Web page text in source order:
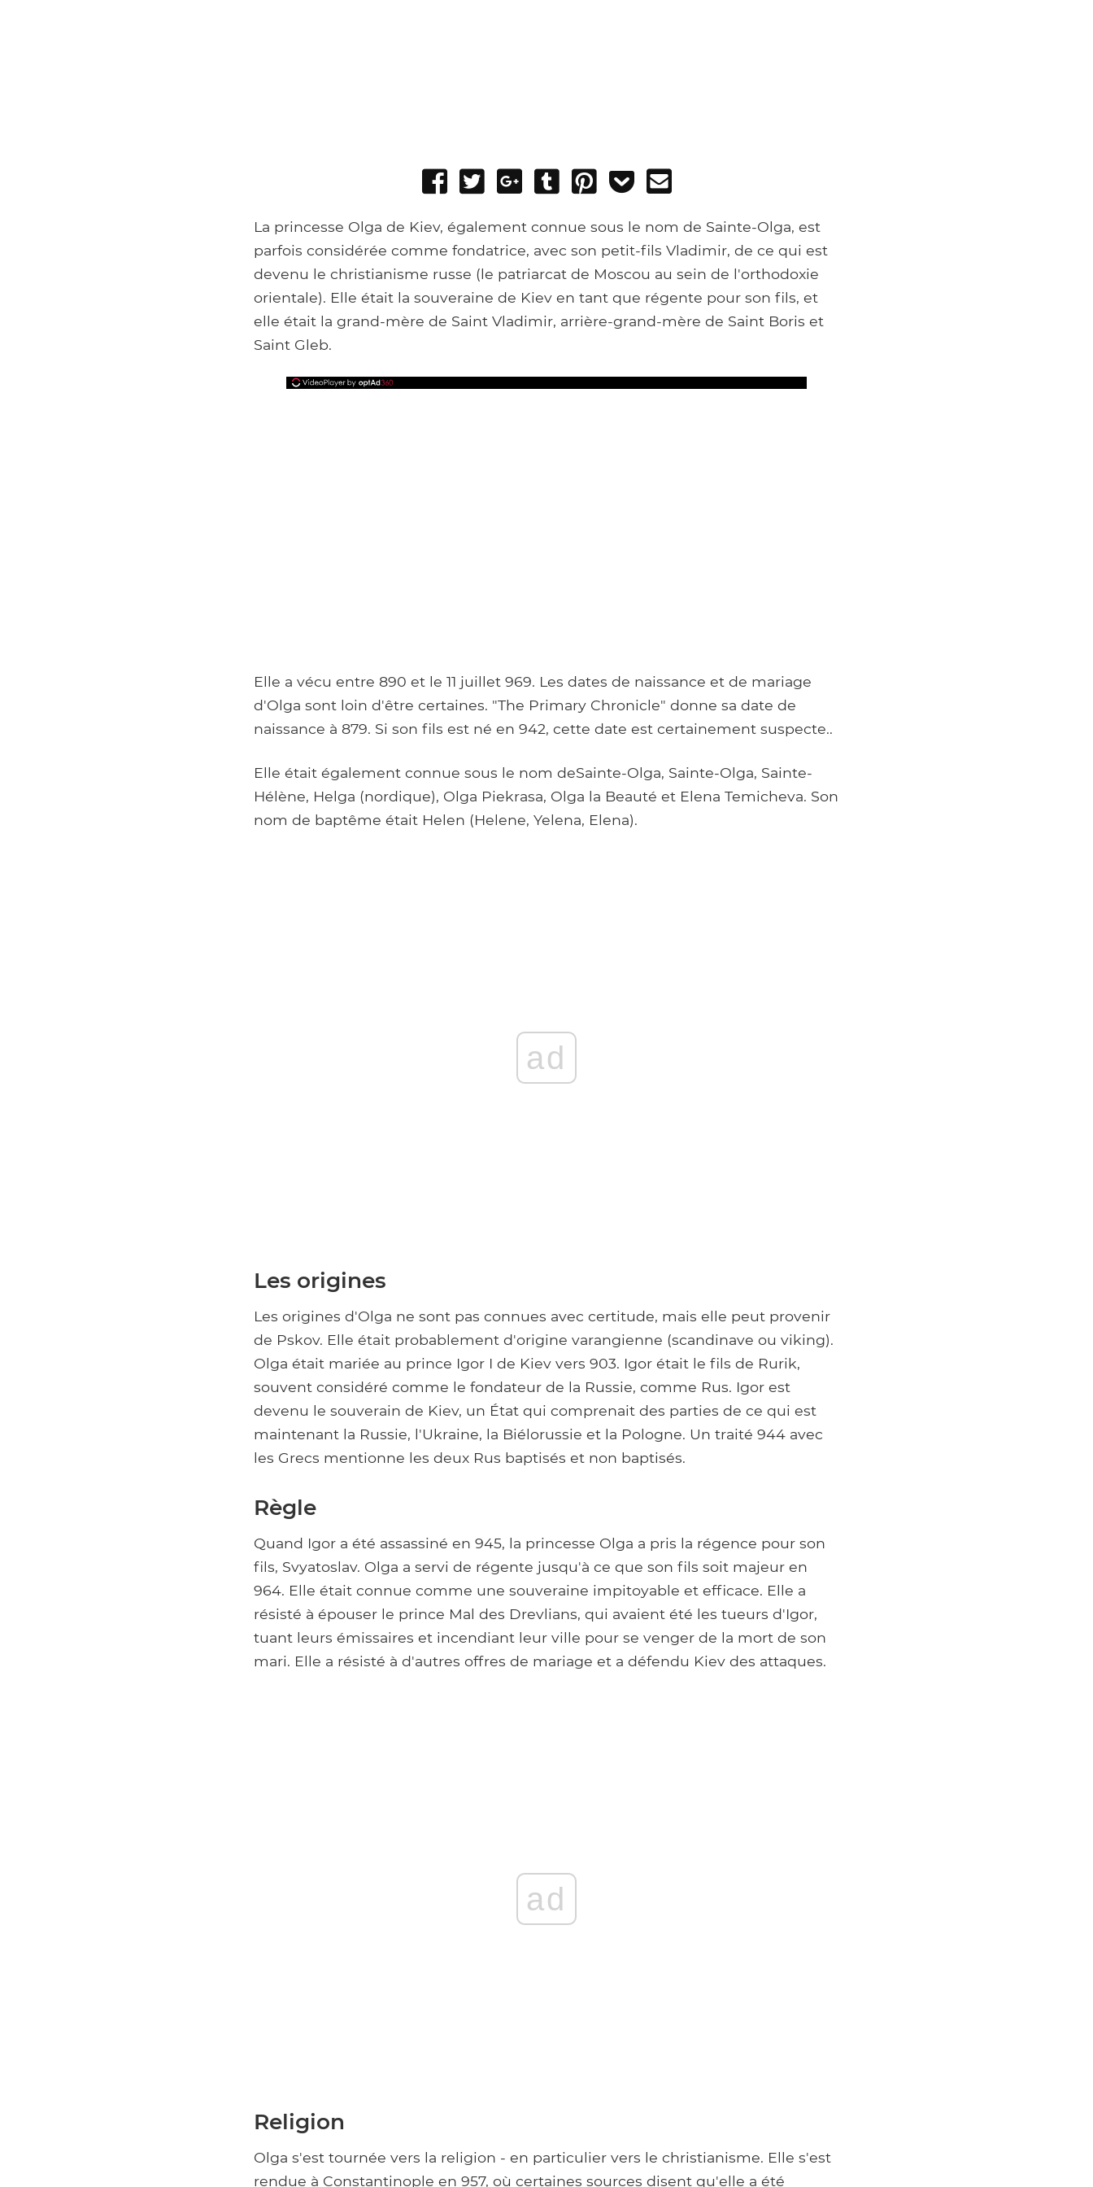
Share
Facebook
Tweet
Share
Google+
Post
Tumblr
Pin
Add
Pocket
La princesse Olga de Kiev, également connue sous le nom de Sainte-Olga, est
parfois considérée comme fondatrice, avec son petit-fils Vladimir, de ce qui est
devenu le christianisme russe (le patriarcat de Moscou au sein de l'orthodoxie
orientale). Elle était la souveraine de Kiev en tant que régente pour son fils, et
elle était la grand-mère de Saint Vladimir, arrière-grand-mère de Saint Boris et
Saint Gleb.
Elle a vécu entre 890 et le 11 juillet 969. Les dates de naissance et de mariage
d'Olga sont loin d'être certaines. "The Primary Chronicle" donne sa date de
naissance à 879. Si son fils est né en 942, cette date est certainement suspecte..
Elle était également connue sous le nom deSainte-Olga, Sainte-Olga, Sainte-
Hélène, Helga (nordique), Olga Piekrasa, Olga la Beauté et Elena Temicheva. Son
nom de baptême était Helen (Helene, Yelena, Elena).
ad
Les origines
Les origines d'Olga ne sont pas connues avec certitude, mais elle peut provenir
de Pskov. Elle était probablement d'origine varangienne (scandinave ou viking).
Olga était mariée au prince Igor I de Kiev vers 903. Igor était le fils de Rurik,
souvent considéré comme le fondateur de la Russie, comme Rus. Igor est
devenu le souverain de Kiev, un État qui comprenait des parties de ce qui est
maintenant la Russie, l'Ukraine, la Biélorussie et la Pologne. Un traité 944 avec
les Grecs mentionne les deux Rus baptisés et non baptisés.
Règle
Quand Igor a été assassiné en 945, la princesse Olga a pris la régence pour son
fils, Svyatoslav. Olga a servi de régente jusqu'à ce que son fils soit majeur en
964. Elle était connue comme une souveraine impitoyable et efficace. Elle a
résisté à épouser le prince Mal des Drevlians, qui avaient été les tueurs d'Igor,
tuant leurs émissaires et incendiant leur ville pour se venger de la mort de son
mari. Elle a résisté à d'autres offres de mariage et a défendu Kiev des attaques.
ad
Religion
Olga s'est tournée vers la religion - en particulier vers le christianisme. Elle s'est
rendue à Constantinople en 957, où certaines sources disent qu'elle a été